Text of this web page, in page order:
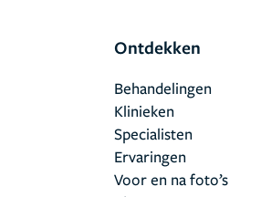
Ontdekken
Behandelingen
Klinieken
Specialisten
Ervaringen
Voor en na foto’s